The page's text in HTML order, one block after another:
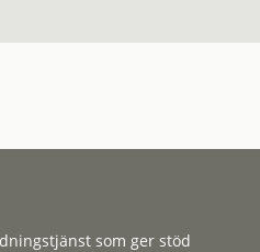
som ger stöd